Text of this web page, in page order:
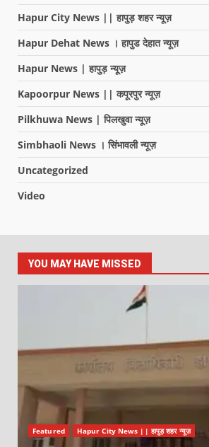
Hapur City News || हापुड़ शहर न्यूज़
Hapur Dehat News । हापुड देहात न्यूज़
Hapur News | हापुड़ न्यूज़
Kapoorpur News || कपूरपुर न्यूज़
Pilkhuwa News | पिलखुवा न्यूज़
Simbhaoli News । सिंभावली न्यूज़
Uncategorized
Video
YOU MAY HAVE MISSED
Featured Hapur City News || हापुड़ शहर न्यूज़